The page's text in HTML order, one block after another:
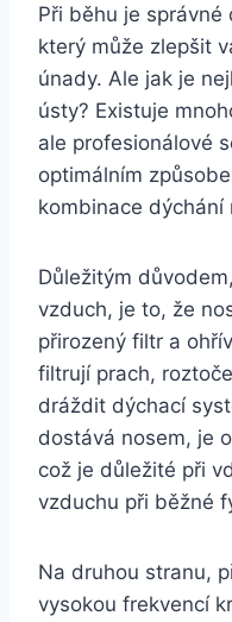
Při běhu je správné
který může zlepšit
únady. Ale jak je
ústy? Existuje
ale profesionálové
optimálním
kombinace dýchání
Důležitým
vzduch, je to, že
přirozený filtr a
filtrují prach,
dráždit dýchací
dostává nosem, je
což je důležité při
vzduchu při běžné
Na druhou stranu,
vysokou frekvencí